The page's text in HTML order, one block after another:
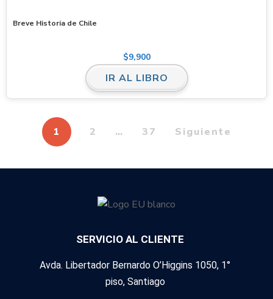
Breve Historia de Chile
$9,900
IR AL LIBRO
1 2 … 37 Siguiente
SERVICIO AL CLIENTE
Avda. Libertador Bernardo O’Higgins 1050, 1°
piso, Santiago